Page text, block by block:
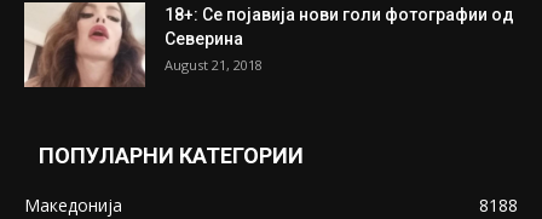
18+: Се појавија нови голи фотографии од
Северина
August 21, 2018
ПОПУЛАРНИ КАТЕГОРИИ
Македонија
8188